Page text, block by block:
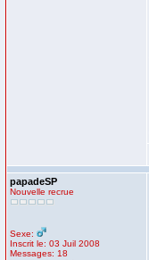
papadeSP
Nouvelle recrue
Sexe:
Inscrit le: 03 Juil 2008
Messages: 18